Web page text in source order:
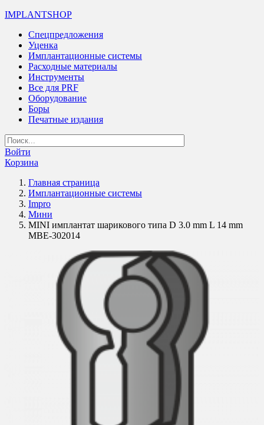
IMPLANTSHOP
Спецпредложения
Уценка
Имплантационные системы
Расходные материалы
Инструменты
Все для PRF
Оборудование
Боры
Печатные издания
Войти
Корзина
Главная страница
Имплантационные системы
Impro
Мини
MINI имплантат шарикового типа D 3.0 mm L 14 mm
MBE-302014